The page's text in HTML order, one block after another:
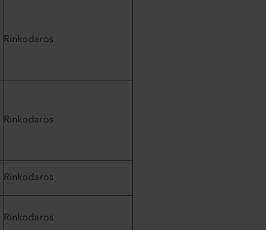
Rinkodaros
Rinkodaros
Rinkodaros
Rinkodaros